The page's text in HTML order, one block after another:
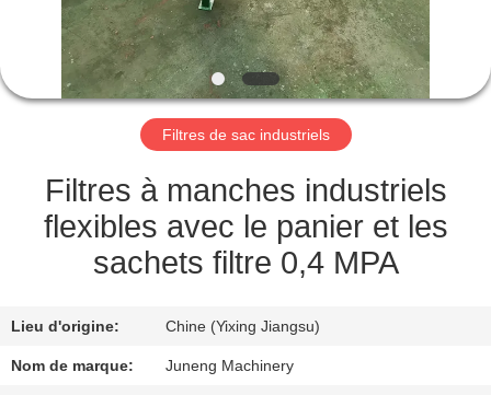
VISITE
L'USINE
CONTRÔLE
QUALITÉ
NOUS
CONTACTER
Filtres de sac industriels
Filtres à manches industriels
flexibles avec le panier et les
sachets filtre 0,4 MPA
Lieu d'origine: Chine (Yixing Jiangsu)
Nom de marque: Juneng Machinery